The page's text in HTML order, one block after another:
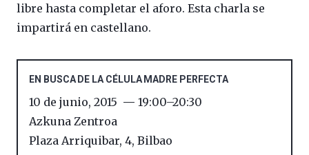
libre hasta completar el aforo. Esta charla se
impartirá en castellano.
EN BUSCA DE LA CÉLULA MADRE PERFECTA
10 de junio, 2015 19:00–20:30
Azkuna Zentroa
Plaza Arriquibar, 4, Bilbao